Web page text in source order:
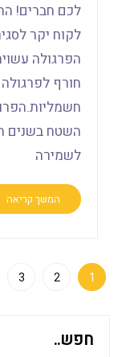
לכם חברים!
לקוח יקר
חורף
לשמירה
המשך קריאה
1
2
3
חפש..